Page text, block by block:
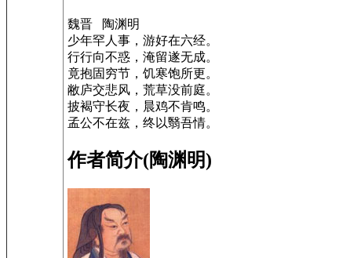
魏晋 陶渊明
少年罕人事，游好在六经。
行行向不惑，淹留遂无成。
竟抱固穷节，饥寒饱所更。
敝庐交悲风，荒草没前庭。
披褐守长夜，晨鸡不肯鸣。
孟公不在兹，终以翳吾情。
作者简介(陶渊明)